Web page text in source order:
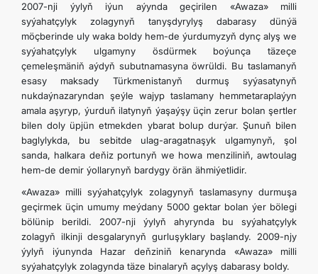
HEMIŞELIK BITARAPLYK
DURNUKLY ULAG ULGAMY
ARAGATNAŞYK
2007-nji ýylyň iýun aýynda geçirilen «Awaza» milli
syýahatçylyk zolagynyň tanyşdyrylyş dabarasy dünýä
möçberinde uly waka boldy hem-de ýurdumyzyň dynç alyş we
syýahatçylyk ulgamyny ösdürmek boýunça täzeçe
çemeleşmäniň aýdyň subutnamasyna öwrüldi. Bu taslamanyň
esasy maksady Türkmenistanyň durmuş syýasatynyň
nukdaýnazaryndan şeýle wajyp taslamany hemmetaraplaýyn
amala aşyryp, ýurduň ilatynyň ýaşaýşy üçin zerur bolan şertler
bilen doly üpjün etmekden ybarat bolup durýar. Şunuň bilen
baglylykda, bu sebitde ulag-aragatnaşyk ulgamynyň, şol
sanda, halkara deňiz portunyň we howa menziliniň, awtoulag
hem-de demir ýollarynyň bardygy örän ähmiýetlidir.
«Awaza» milli syýahatçylyk zolagynyň taslamasyny durmuşa
geçirmek üçin umumy meýdany 5000 gektar bolan ýer bölegi
bölünip berildi. 2007-nji ýylyň ahyrynda bu syýahatçylyk
zolagyň ilkinji desgalarynyň gurluşyklary başlandy. 2009-njy
ýylyň iýunynda Hazar deňziniň kenarynda «Awaza» milli
syýahatçylyk zolagynda täze binalaryň açylyş dabarasy boldy.